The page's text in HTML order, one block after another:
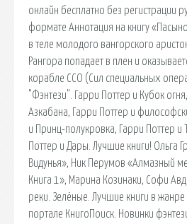
онлайн бесплатно без регистрации
формате Аннотация на книгу
в теле молодого вангорского
Рангора попадает в плен и
корабле ССО (Сил специальных
"Фэнтези". Гарри Поттер и Кубок
Азкабана, Гарри Поттер и
и Принц-полукровка, Гарри Поттер и
Поттер и Дары. Лучшие книги! Ольга
Видунья», Ник Перумов «Алмазный
Книга 1», Марина Козинаки, Софи
реки. Зелёные. Лучшие книги в жанре
портале КнигоПоиск. Новинки